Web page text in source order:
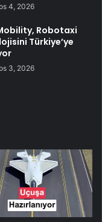
4, 2026
Robotaxi
Türkiye’ye
3, 2026